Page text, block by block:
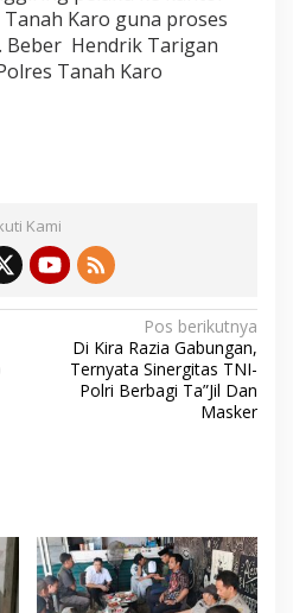
Karo guna proses
Beber Hendrik Tarigan
Tanah Karo
Kami
Pos berikutnya
Di Kira Razia Gabungan,
Ternyata Sinergitas TNI-
Polri Berbagi Ta”Jil Dan
Masker